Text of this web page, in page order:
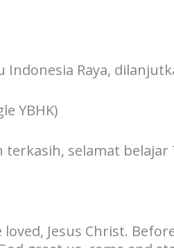
Raya,
YBHK)
selamat
Jesus Christ.